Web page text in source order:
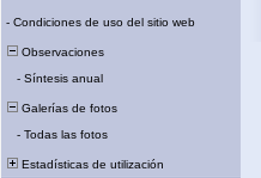
- Condiciones de uso del sitio web
Observaciones
- Síntesis anual
Galerías de fotos
- Todas las fotos
Estadísticas de utilización